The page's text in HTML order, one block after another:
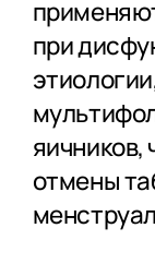
при
отмены